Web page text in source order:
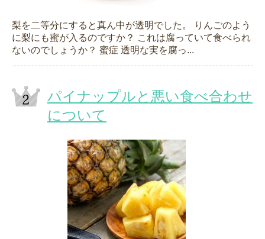
梨を二等分にすると真ん中が透明でした。 りんごのよう
に梨にも蜜が入るのですか？ これは腐っていて食べられ
ないのでしょうか？ 蜜症 透明な実を腐っ...
パイナップルと悪い食べ合わせ
について